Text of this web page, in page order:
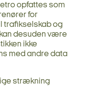
opfattes som
for
trafikselskab og
desuden være
ikke
med andre data
strækning